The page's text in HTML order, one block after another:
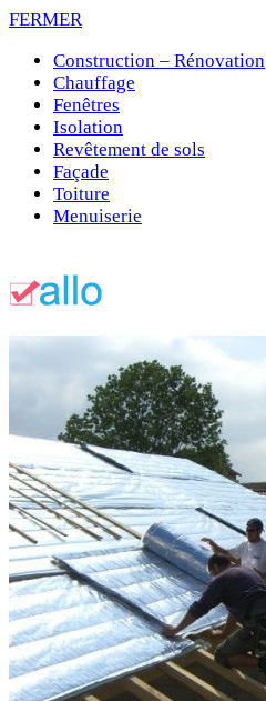
FERMER
Construction – Rénovation
Chauffage
Fenêtres
Isolation
Revêtement de sols
Façade
Toiture
Menuiserie